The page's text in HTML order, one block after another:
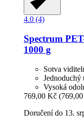
4.0 (4)
Spectrum
1000 g
Sotva
Jednoduchý
Vysoká
769,00 Kč
Doručení do 13.